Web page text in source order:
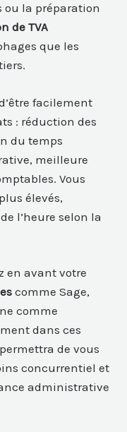
ou la préparation
de TVA
que les
facilement
: réduction des
du temps
meilleure
Vous
élevés,
l’heure selon la
en avant votre
comme Sage,
comme
dans ces
de vous
concurrentiel et
administrative